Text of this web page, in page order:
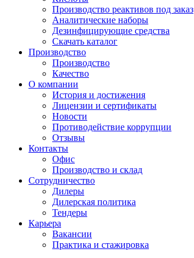
Производство реактивов под заказ
Аналитические наборы
Дезинфицирующие средства
Скачать каталог
Производство
Производство
Качество
О компании
История и достижения
Лицензии и сертификаты
Новости
Противодействие коррупции
Отзывы
Контакты
Офис
Производство и склад
Сотрудничество
Дилеры
Дилерская политика
Тендеры
Карьера
Вакансии
Практика и стажировка